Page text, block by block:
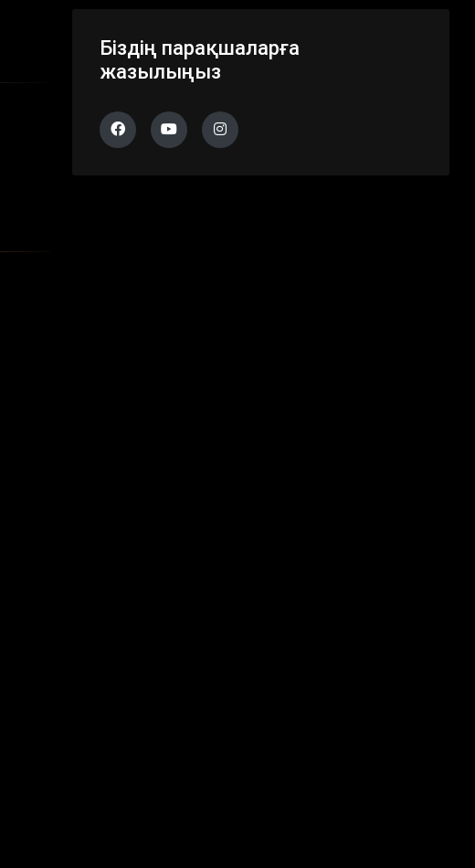
Біздің парақшаларға
жазылыңыз